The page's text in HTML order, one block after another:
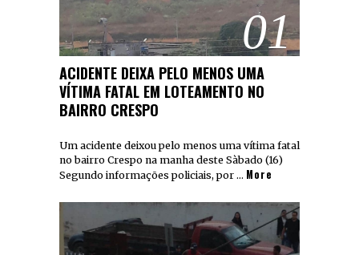
01
ACIDENTE DEIXA PELO MENOS UMA
VÍTIMA FATAL EM LOTEAMENTO NO
BAIRRO CRESPO
Um acidente deixou pelo menos uma vítima fatal
no bairro Crespo na manha deste Sàbado (16)
Segundo informações policiais, por … More